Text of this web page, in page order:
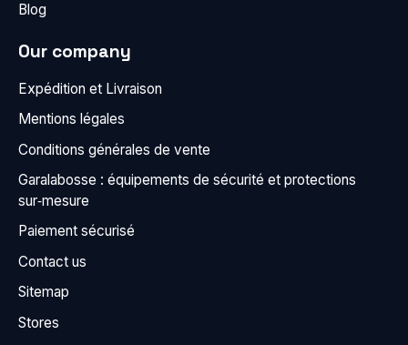
Blog
Our company
Expédition et Livraison
Mentions légales
Conditions générales de vente
Garalabosse : équipements de sécurité et protections
sur‑mesure
Paiement sécurisé
Contact us
Sitemap
Stores